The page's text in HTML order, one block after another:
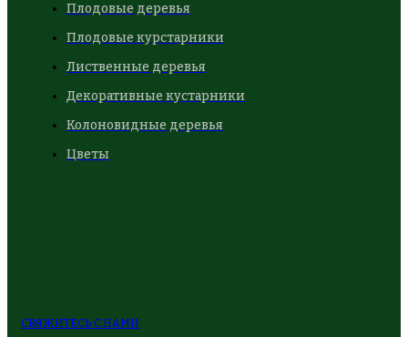
Плодовые деревья
Плодовые курстарники
Лиственные деревья
Декоративные кустарники
Колоновидные деревья
Цветы
СВЯЖИТЕСЬ С НАМИ